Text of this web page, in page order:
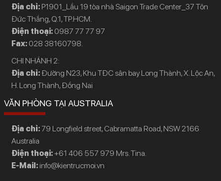
Địa chỉ: P1901_Lầu 19 tòa nhà Saigon Trade Center_37 Tôn
Đức Thắng, Q.1, TP.HCM.
Điện thoại: 0987 77 77 97
Fax: 028 38160798.
CHI NHÁNH 2:
Địa chỉ:Đường N23, Khu TĐC sân bay Long Thành, X. Lộc An,
H. Long Thành, Đồng Nai
VĂN PHÒNG TẠI AUSTRALIA
Địa chỉ:79 Longfield street, Cabramatta Road, NSW 2166
Australia
Điện thoại:+61 406 557 979 Mrs. Tina.
E-Mail: info@kientrucmoi.vn